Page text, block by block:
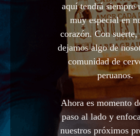
aquí tendrá siempre
muy especial en
corazón. Con suerte,
dejamos algo de
comunidad de
peruanos.
Ahora es momento
paso al lado y
nuestros próximos